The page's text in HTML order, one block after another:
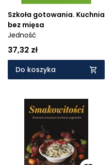
Szkoła gotowania. Kuchnia
bez mięsa
Jedność
37,32 zł
Do koszyka